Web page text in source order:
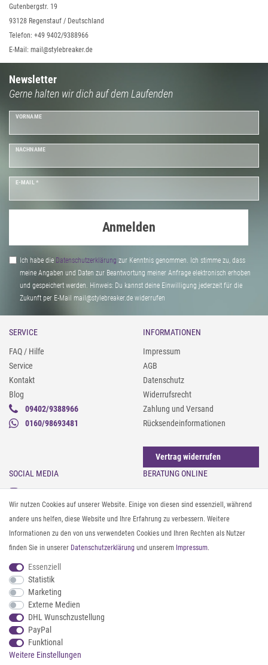
Gutenbergstr. 19
93128 Regenstauf / Deutschland
Telefon: +49 9402/9388966
E-Mail: mail@stylebreaker.de
Newsletter
Gerne halten wir dich auf dem Laufenden
VORNAME
NACHNAME
E-MAIL *
Anmelden
Ich habe die Daten­schutz­erklärung zur Kenntnis genommen. Ich stimme zu, dass
meine Angaben und Daten zur Beantwortung meiner Anfrage elektronisch erhoben
und gespeichert werden. Hinweis: Du kannst deine Einwilligung jederzeit für die
Zukunft per E-Mail mail@stylebreaker.de widerrufen
SERVICE
FAQ / Hilfe
Service
Kontakt
Blog
09402/9388966
0160/98693481
INFORMATIONEN
Impressum
AGB
Datenschutz
Widerrufsrecht
Zahlung und Versand
Rücksendeinformationen
Vertrag widerrufen
SOCIAL MEDIA
Instagram
Facebook
Pinterest
Twitter
Youtube
Threads
BERATUNG ONLINE
Gürtel messen & kürzen
Sonnenbrillen & UV-Schutz
Textilpflege
Textil- und Material-Guide
Geldbörse richtig organisieren
ZAHLUNG & VERSAND
Wir nutzen Cookies auf unserer Website. Einige von diesen sind essenziell, während
andere uns helfen, diese Website und Ihre Erfahrung zu verbessern. Weitere
Informationen zu den von uns verwendeten Cookies und Ihren Rechten als Nutzer
finden Sie in unserer Daten­schutz­erklärung und unserem Impressum.
Essenziell
Statistik
Marketing
Externe Medien
DHL Wunschzustellung
PayPal
Funktional
Weitere Einstellungen